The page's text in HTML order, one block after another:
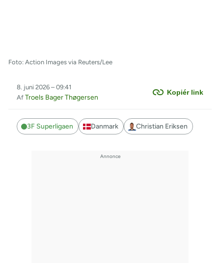
Foto: Action Images via Reuters/Lee
Kopiér link
8. juni 2026 – 09:41
Af Troels Bager Thøgersen
3F Superligaen Danmark Christian Eriksen